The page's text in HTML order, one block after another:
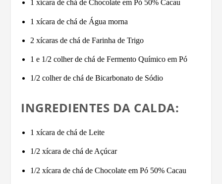
1 xícara de chá de Chocolate em Pó 50% Cacau
1 xícara de chá de Água morna
2 xícaras de chá de Farinha de Trigo
1 e 1/2 colher de chá de Fermento Químico em Pó
1/2 colher de chá de Bicarbonato de Sódio
INGREDIENTES DA CALDA:
1 xícara de chá de Leite
1/2 xícara de chá de Açúcar
1/2 xícara de chá de Chocolate em Pó 50% Cacau